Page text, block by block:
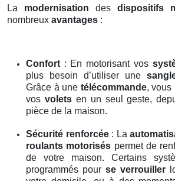
La modernisation des dispositifs
nombreux avantages :
Confort : En motorisant vos
plus besoin d’utiliser une
Grâce à une télécommande,
vos voletsen un seul geste,
pièce de la maison.
Sécurité renforcée: La
roulants motorisés permet de
de votre maison. Certains
programmés pour se verrouiller